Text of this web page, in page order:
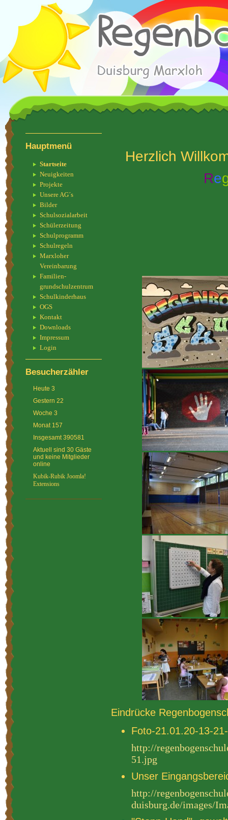
Hauptmenü
Startseite
Neuigkeiten
Projekte
Unsere AG´s
Bilder
Schulsozialarbeit
Schülerzeitung
Schulprogramm
Schulregeln
Marxloher
Vereinbarung
Familien-
grundschulzentrum
Schulkinderhaus
OGS
Kontakt
Downloads
Impressum
Login
Besucherzähler
Heute 3
Gestern 22
Woche 3
Monat 157
Insgesamt390581
Aktuell sind 30 Gäste
und keine Mitglieder
online
Kubik-Rubik Joomla!
Extensions
Herzlich
Re
Eindrücke
Foto-21.01.20-13-
http://
51.jpg
Unser
http://
duisburg.de/images/